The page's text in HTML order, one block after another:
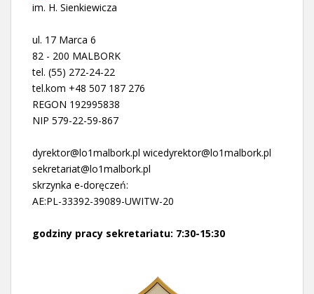
im. H. Sienkiewicza
ul. 17 Marca 6
82 - 200 MALBORK
tel. (55) 272-24-22
tel.kom +48 507 187 276
REGON 192995838
NIP 579-22-59-867
dyrektor@lo1malbork.pl wicedyrektor@lo1malbork.pl
sekretariat@lo1malbork.pl
skrzynka e-doręczeń:
AE:PL-33392-39089-UWITW-20
godziny pracy sekretariatu: 7:30-15:30